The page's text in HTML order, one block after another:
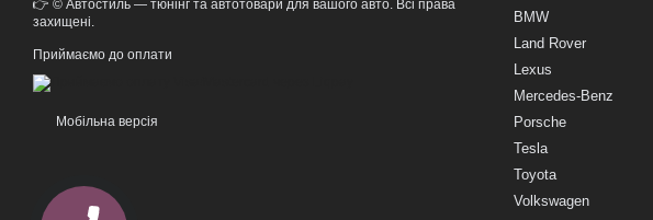
👉 © Автостиль — тюнінг та автотовари для вашого авто. Всі права
захищені.
Приймаємо до оплати
Мобільна версія
BMW
Land Rover
Lexus
Mercedes-Benz
Porsche
Tesla
Toyota
Volkswagen